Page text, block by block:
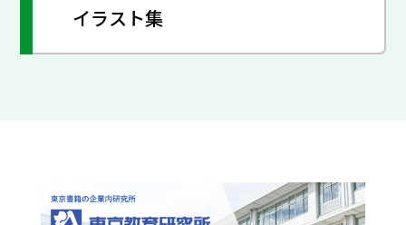
イラスト集